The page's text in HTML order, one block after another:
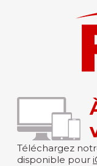
Téléchargez
disponible pour